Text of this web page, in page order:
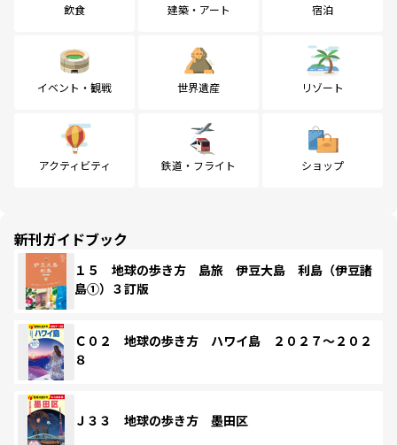
飲食 建築・アート 宿泊
イベント・観戦 世界遺産 リゾート
アクティビティ 鉄道・フライト ショップ
新刊ガイドブック
１５ 地球の歩き方 島旅 伊豆大島 利島（伊豆諸
島①）３訂版
Ｃ０２ 地球の歩き方 ハワイ島 ２０２７～２０２
８
Ｊ３３ 地球の歩き方 墨田区